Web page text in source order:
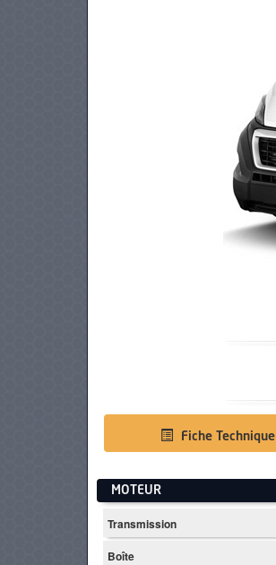
Fiche Technique
MOTEUR
Transmission
Boîte